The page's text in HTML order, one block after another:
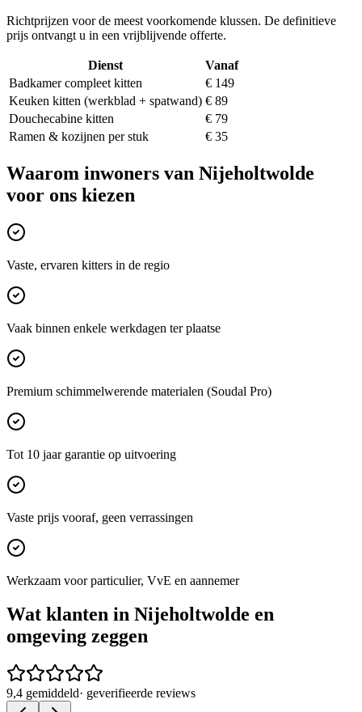
Richtprijzen voor de meest voorkomende klussen. De definitieve
prijs ontvangt u in een vrijblijvende offerte.
Dienst
Vanaf
Badkamer compleet kitten
€ 149
Keuken kitten (werkblad + spatwand) € 89
Douchecabine kitten
€ 79
Ramen & kozijnen per stuk
€ 35
Waarom inwoners van Nijeholtwolde
voor ons kiezen
Vaste, ervaren kitters in de regio
Vaak binnen enkele werkdagen ter plaatse
Premium schimmelwerende materialen (Soudal Pro)
Tot 10 jaar garantie op uitvoering
Vaste prijs vooraf, geen verrassingen
Werkzaam voor particulier, VvE en aannemer
Wat klanten in Nijeholtwolde en
omgeving zeggen
9,4 gemiddeld· geverifieerde reviews